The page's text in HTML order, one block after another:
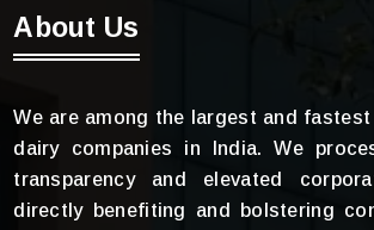
About Us
We are among the largest and
dairy companies in India. We
transparency and elevated
directly benefiting and bolstering